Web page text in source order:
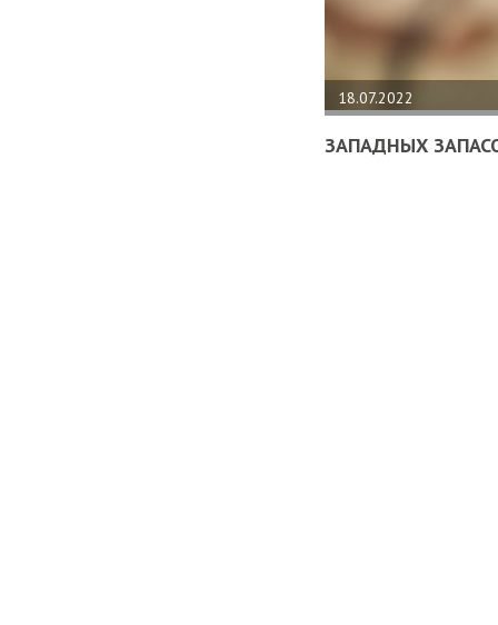
18.07.2022
ЗАПАДНЫХ